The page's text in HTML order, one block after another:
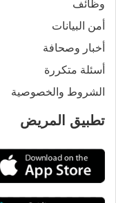
وظائف
أمن البيانات
أخبار وصحافة
أسئلة متكررة
الشروط والخصوصية
تطبيق المريض